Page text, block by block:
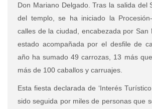
Don Mariano Delgado. Tras la salida del
del templo, se ha iniciado la
calles de la ciudad, encabezada por San
estado acompañada por el desfile de
año ha sumado 49 carrozas, 13 más
más de 100 caballos y carruajes.
Esta fiesta declarada de ‘Interés
sido seguida por miles de personas que